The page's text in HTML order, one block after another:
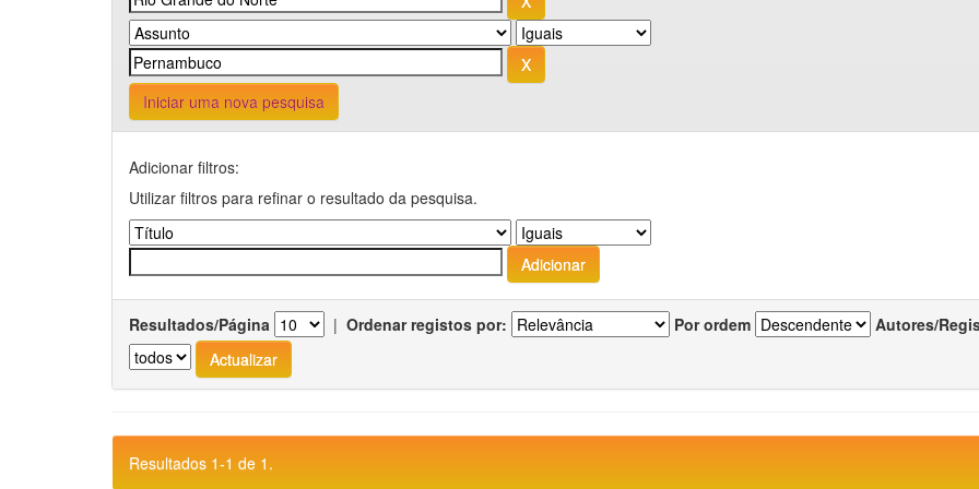
Iniciar uma nova pesquisa
Adicionar filtros:
Utilizar filtros para refinar o resultado da pesquisa.
Resultados/Página | Ordenar registos por: Por ordem Autores/
Resultados 1-1 de 1.